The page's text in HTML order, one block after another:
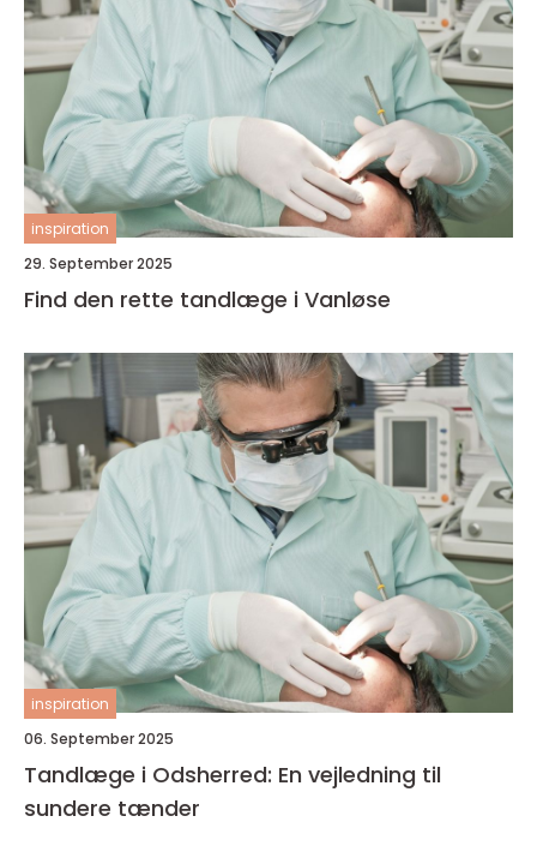
inspiration
29. September 2025
Find den rette tandlæge i Vanløse
inspiration
06. September 2025
Tandlæge i Odsherred: En vejledning til
sundere tænder